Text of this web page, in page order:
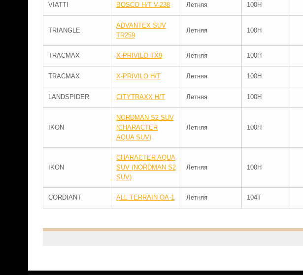
VIATTI BOSCO H/T V-238 Летняя 100H
TRIANGLE
ADVANTEX SUV
TR259
Летняя 100H
TRACMAX X-PRIVILO TX9 Летняя 100H
TRACMAX X-PRIVILO H/T Летняя 100H
LANDSPIDER CITYTRAXX H/T Летняя 100H
IKON
NORDMAN S2 SUV
(CHARACTER
AQUA SUV)
Летняя 100H
IKON
CHARACTER AQUA
SUV (NORDMAN S2
SUV)
Летняя 100H
CORDIANT ALL TERRAIN OA-1 Летняя 104T